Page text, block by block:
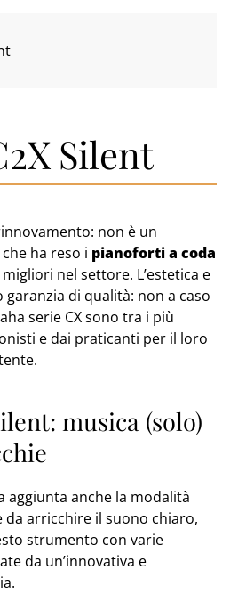
Silent
non è un
ha reso i pianoforti a coda
nel settore. L’estetica e
garanzia di qualità: non a caso
serie CX sono tra i più
e dai praticanti per il loro
musica (solo)
aggiunta anche la modalità
da arricchire il suono chiaro,
strumento con varie
da un’innovativa e